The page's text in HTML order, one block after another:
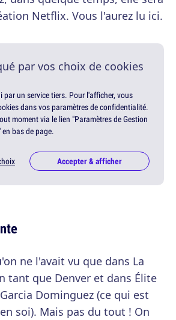
Netflix. Vous l'aurez lu ici.
par vos choix de cookies
par un service tiers. Pour l'afficher, vous
dans vos paramètres de confidentialité.
moment via le lien "Paramètres de Gestion
bas de page.
Accepter & afficher
ne l'avait vu que dans La
tant que Denver et dans Élite
Dominguez (ce qui est
soi). Mais pas du tout ! On